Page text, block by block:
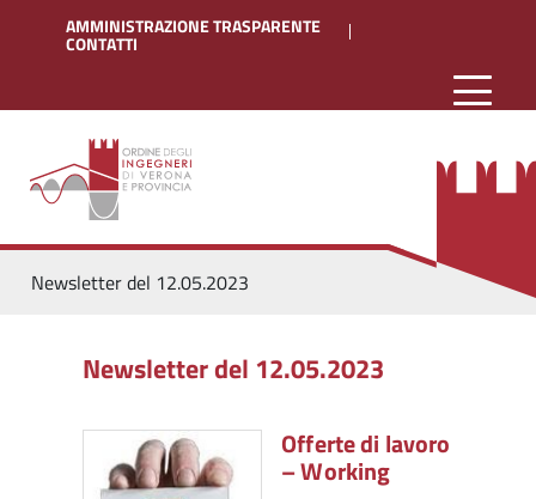
AMMINISTRAZIONE TRASPARENTE
CONTATTI
Newsletter del 12.05.2023
Newsletter del 12.05.2023
Offerte di lavoro
– Working